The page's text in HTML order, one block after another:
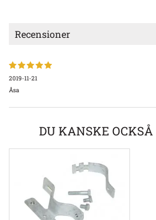
Recensioner
2019-11-21
Åsa
DU KANSKE